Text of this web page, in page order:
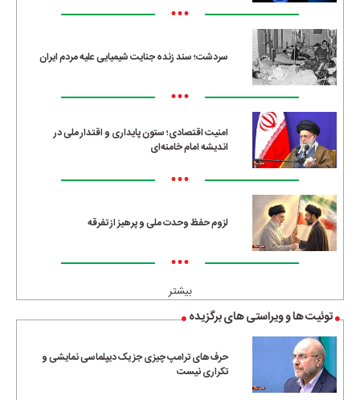
•••
سردشت؛ سند زنده جنایت شیمیایی علیه مردم ایران
•••
امنیت اقتصادی؛ ستون پایداری و اقتدار ملی در
اندیشه امام خامنه‌ای
•••
لزوم حفظ وحدت ملی و پرهیز از تفرقه
•••
بیشتر
توئیت ها و ویراستی های برگزیده
حرف‌های ترامپ چیزی جز یک دیپلماسی نمایشی و
تکراری نیست